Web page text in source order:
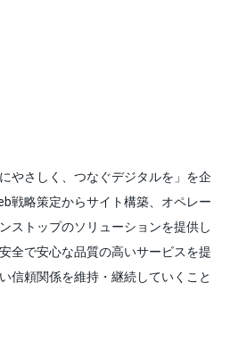
やさしく、つなぐデジタルを」を企
戦略策定からサイト構築、オペレー
ストップのソリューションを提供し
全で安心な品質の高いサービスを提
信頼関係を維持・継続していくこと